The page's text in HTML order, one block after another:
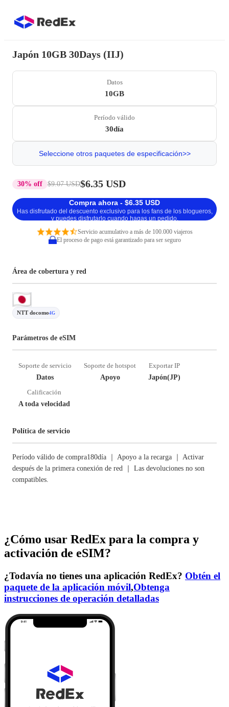
Japón 10GB 30Days (IIJ)
Datos
10GB
Período válido
30día
Seleccione otros paquetes de especificación>>
30% off $9.07 USD$6.35 USD
Compra ahora - $6.35 USD
Has disfrutado del descuento exclusivo para los fans de los blogueros,
y puedes disfrutarlo cuando hagas un pedido.
Servicio acumulativo a más de 100.000 viajeros
El proceso de pago está garantizado para ser seguro
Área de cobertura y red
NTT docomo4G
Parámetros de eSIM
Soporte de servicio
Datos
Soporte de hotspot
Apoyo
Exportar IP
Japón(JP)
Calificación
A toda velocidad
Política de servicio
Período válido de compra180día ｜ Apoyo a la recarga ｜ Activar
después de la primera conexión de red ｜ Las devoluciones no son
compatibles.
¿Cómo usar RedEx para la compra y
activación de eSIM?
¿Todavía no tienes una aplicación RedEx? Obtén el
paquete de la aplicación móvil,Obtenga
instrucciones de operación detalladas